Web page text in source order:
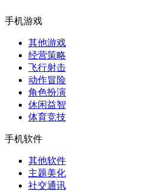
手机游戏
其他游戏
经营策略
飞行射击
动作冒险
角色扮演
休闲益智
体育竞技
手机软件
其他软件
主题美化
社交通讯